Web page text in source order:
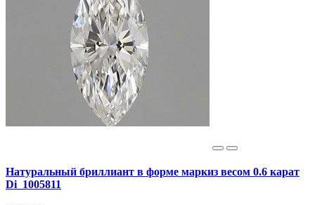
Натуральный бриллиант в форме маркиз весом 0.6 карат
Di_1005811